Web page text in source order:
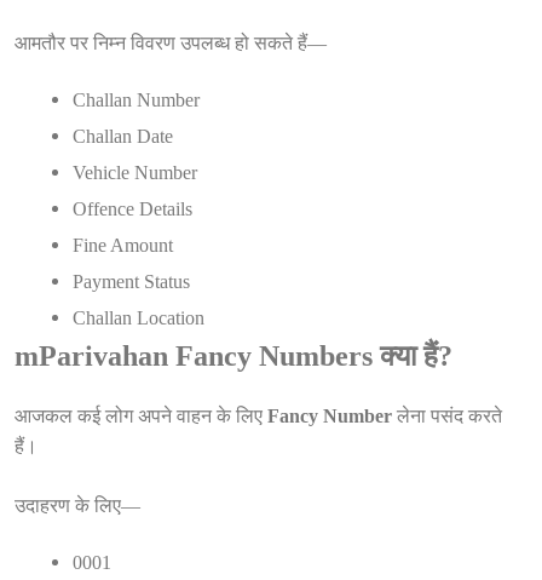
आमतौर पर निम्न विवरण उपलब्ध हो सकते हैं—
Challan Number
Challan Date
Vehicle Number
Offence Details
Fine Amount
Payment Status
Challan Location
mParivahan Fancy Numbers क्या हैं?
आजकल कई लोग अपने वाहन के लिए Fancy Number लेना पसंद करते
हैं।
उदाहरण के लिए—
0001